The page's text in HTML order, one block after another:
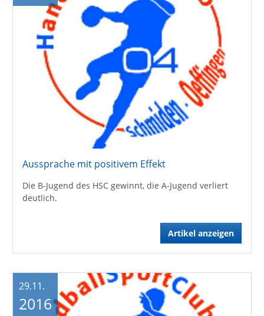
Aussprache mit positivem Effekt
Die B-Jugend des HSC gewinnt, die A-Jugend verliert
deutlich.
Artikel anzeigen
29.11.
2016